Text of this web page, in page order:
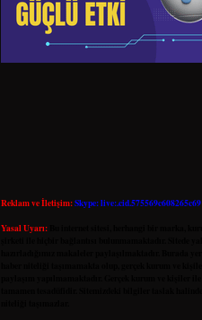
Reklam ve İletişim:Skype: live:.cid.575569c608265c69
Yasal Uyarı: